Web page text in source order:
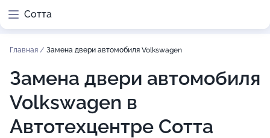
Сотта
Главная / Замена двери автомобиля Volkswagen
Замена двери автомобиля
Volkswagen в
Автотехцентре Сотта